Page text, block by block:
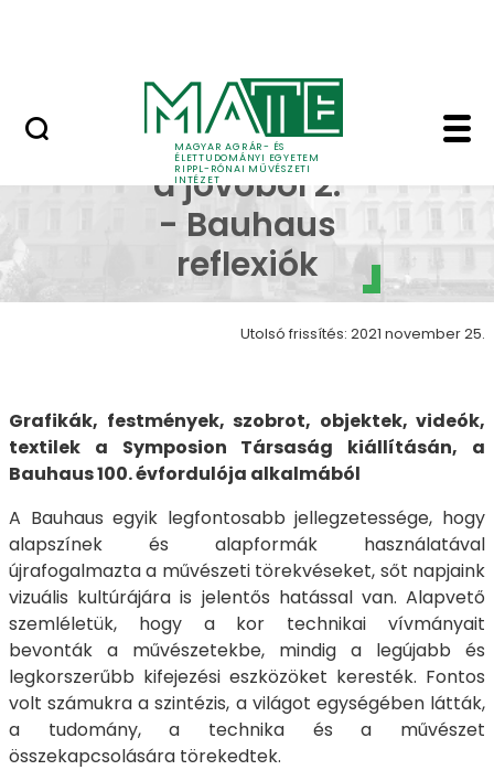
MAGYAR AGRÁR- ÉS
ÉLETTUDOMÁNYI EGYETEM
RIPPL-RÓNAI MŰVÉSZETI
INTÉZET
Inspirációk a jövőből
Inspirációk
a jövőből 2.
- Bauhaus
reflexiók
Utolsó frissítés: 2021 november 25.
Grafikák, festmények, szobrot, objektek, videók,
textilek a Symposion Társaság kiállításán, a
Bauhaus 100. évfordulója alkalmából
A Bauhaus egyik legfontosabb jellegzetessége, hogy
alapszínek és alapformák használatával
újrafogalmazta a művészeti törekvéseket, sőt napjaink
vizuális kultúrájára is jelentős hatással van. Alapvető
szemléletük, hogy a kor technikai vívmányait
bevonták a művészetekbe, mindig a legújabb és
legkorszerűbb kifejezési eszközöket keresték. Fontos
volt számukra a szintézis, a világot egységében látták,
a tudomány, a technika és a művészet
összekapcsolására törekedtek.